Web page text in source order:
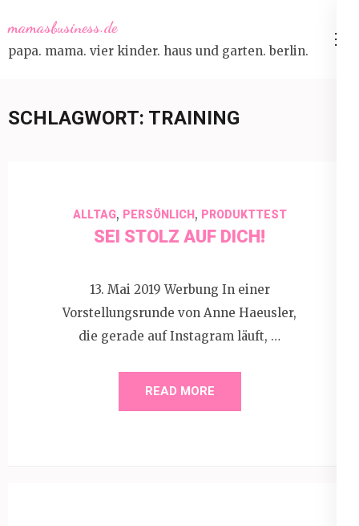
to
content
mamasbusiness.de
papa. mama. vier kinder. haus und garten. berlin.
SCHLAGWORT: TRAINING
ALLTAG, PERSÖNLICH, PRODUKTTEST
SEI STOLZ AUF DICH!
13. Mai 2019 Werbung In einer
Vorstellungsrunde von Anne Haeusler,
die gerade auf Instagram läuft, …
READ MORE